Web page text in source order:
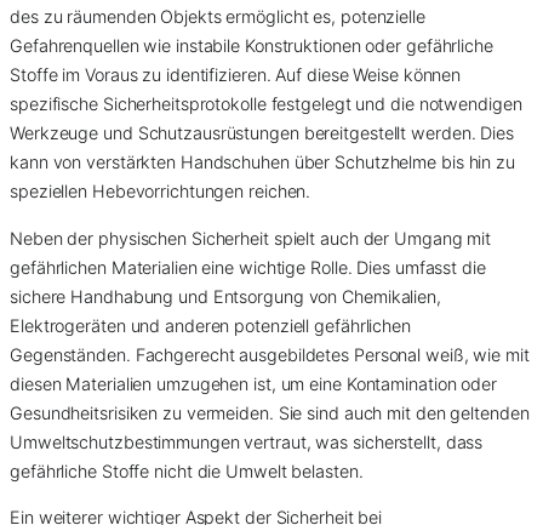
des zu räumenden Objekts ermöglicht es, potenzielle
Gefahrenquellen wie instabile Konstruktionen oder gefährliche
Stoffe im Voraus zu identifizieren. Auf diese Weise können
spezifische Sicherheitsprotokolle festgelegt und die notwendigen
Werkzeuge und Schutzausrüstungen bereitgestellt werden. Dies
kann von verstärkten Handschuhen über Schutzhelme bis hin zu
speziellen Hebevorrichtungen reichen.
Neben der physischen Sicherheit spielt auch der Umgang mit
gefährlichen Materialien eine wichtige Rolle. Dies umfasst die
sichere Handhabung und Entsorgung von Chemikalien,
Elektrogeräten und anderen potenziell gefährlichen
Gegenständen. Fachgerecht ausgebildetes Personal weiß, wie mit
diesen Materialien umzugehen ist, um eine Kontamination oder
Gesundheitsrisiken zu vermeiden. Sie sind auch mit den geltenden
Umweltschutzbestimmungen vertraut, was sicherstellt, dass
gefährliche Stoffe nicht die Umwelt belasten.
Ein weiterer wichtiger Aspekt der Sicherheit bei